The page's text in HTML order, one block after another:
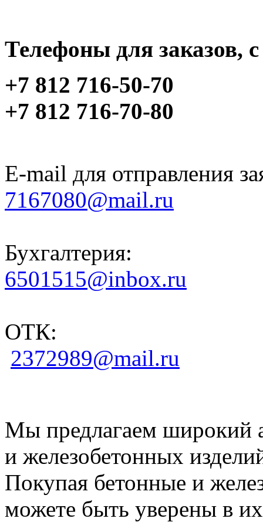
Телефоны для заказов,
+7 812 716-50-70
+7 812 716-70-80
E-mail для отправления
7167080@mail.ru
Бухгалтерия:
6501515@inbox.ru
ОТК:
2372989@mail.ru
Мы предлагаем широкий
и железобетонных
Покупая бетонные и
можете быть уверены в их